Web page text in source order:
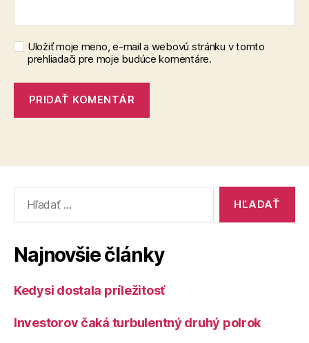
Uložiť moje meno, e-mail a webovú stránku v tomto
prehliadači pre moje budúce komentáre.
Najnovšie články
Kedysi dostala príležitosť
Investorov čaká turbulentný druhý polrok